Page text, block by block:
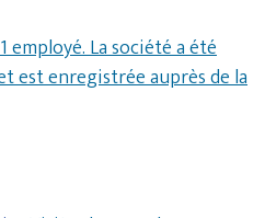
La société a été
est enregistrée auprès de la